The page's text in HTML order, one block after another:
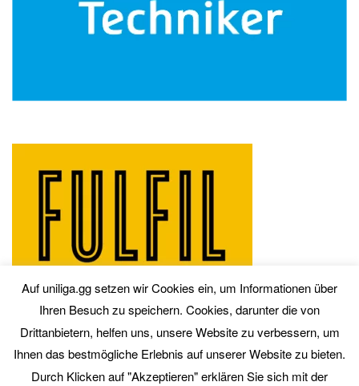
Auf uniliga.gg setzen wir Cookies ein, um Informationen über
Ihren Besuch zu speichern. Cookies, darunter die von
Drittanbietern, helfen uns, unsere Website zu verbessern, um
Ihnen das bestmögliche Erlebnis auf unserer Website zu bieten.
Durch Klicken auf "Akzeptieren" erklären Sie sich mit der